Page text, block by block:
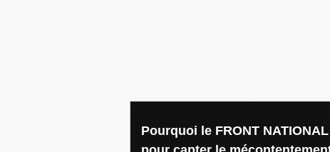
Pourquoi le FRONT